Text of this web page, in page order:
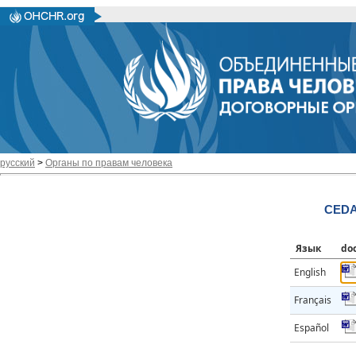
русский > Органы по правам человека
Язык
English
Français
Español